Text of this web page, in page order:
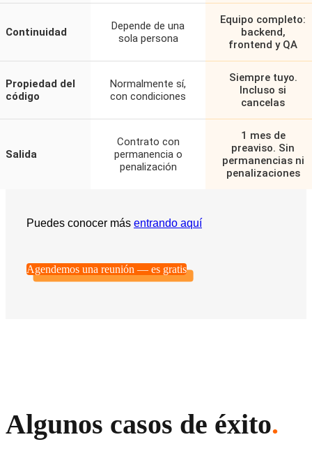
Continuidad
Depende de una
sola persona
Equipo completo:
backend,
frontend y QA
Propiedad del
código
Normalmente sí,
con condiciones
Siempre tuyo.
Incluso si
cancelas
Salida
Contrato con
permanencia o
penalización
1 mes de
preaviso. Sin
permanencias ni
penalizaciones
Puedes conocer más entrando aquí
Agendemos una reunión — es gratis
Algunos casos de éxito.